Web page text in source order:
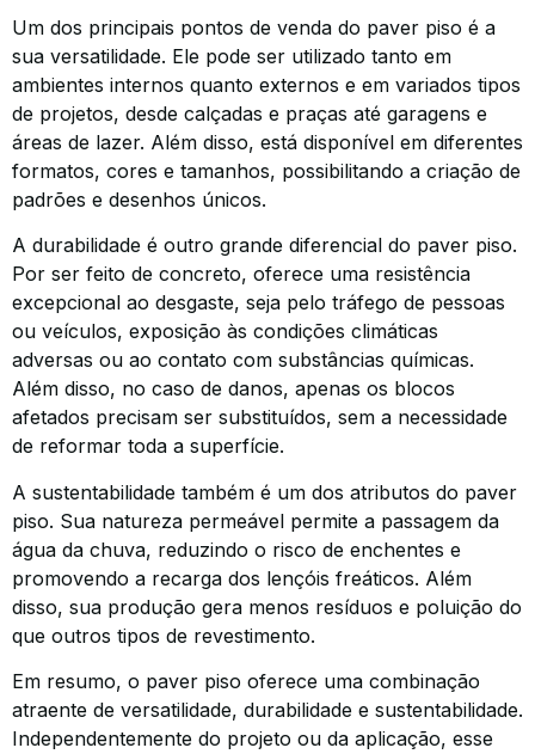
Um dos principais pontos de venda do paver piso é a
sua versatilidade. Ele pode ser utilizado tanto em
ambientes internos quanto externos e em variados tipos
de projetos, desde calçadas e praças até garagens e
áreas de lazer. Além disso, está disponível em diferentes
formatos, cores e tamanhos, possibilitando a criação de
padrões e desenhos únicos.
A durabilidade é outro grande diferencial do paver piso.
Por ser feito de concreto, oferece uma resistência
excepcional ao desgaste, seja pelo tráfego de pessoas
ou veículos, exposição às condições climáticas
adversas ou ao contato com substâncias químicas.
Além disso, no caso de danos, apenas os blocos
afetados precisam ser substituídos, sem a necessidade
de reformar toda a superfície.
A sustentabilidade também é um dos atributos do paver
piso. Sua natureza permeável permite a passagem da
água da chuva, reduzindo o risco de enchentes e
promovendo a recarga dos lençóis freáticos. Além
disso, sua produção gera menos resíduos e poluição do
que outros tipos de revestimento.
Em resumo, o paver piso oferece uma combinação
atraente de versatilidade, durabilidade e sustentabilidade.
Independentemente do projeto ou da aplicação, esse